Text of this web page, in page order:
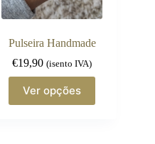
Pulseira Handmade
€19,90 (isento IVA)
Ver opções
product
has